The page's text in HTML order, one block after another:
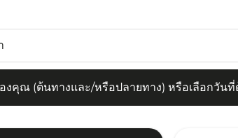
งคุณ (ต้นทางและ/หรือปลายทาง) หรือเลือกวัน